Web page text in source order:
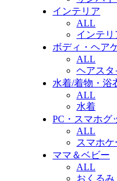
インテリア
ALL
インテ
ボディ・ヘア
ALL
ヘアスタ
水着/着物・浴
ALL
水着
PC・スマホグ
ALL
スマホ
ママ＆ベビー
ALL
おくるみ